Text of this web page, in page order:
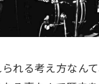
れる考え方なん